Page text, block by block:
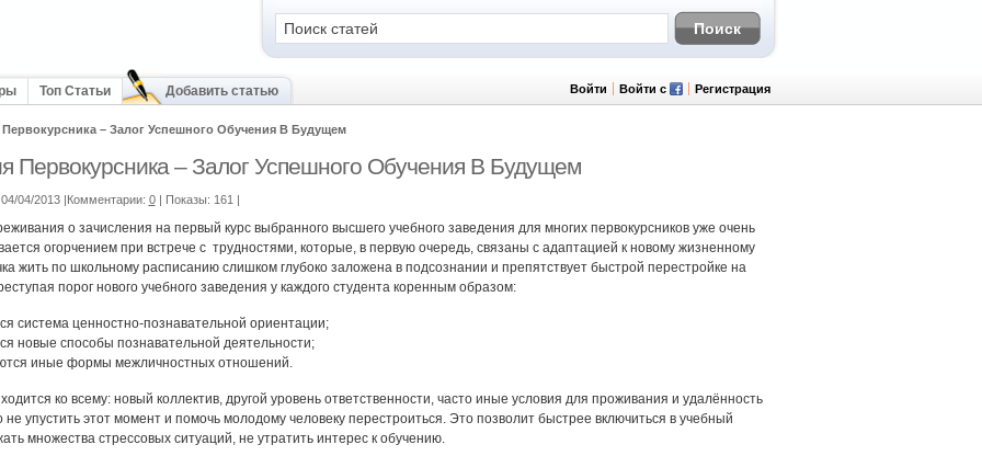
Топ Статьи Добавить статью Войти Войти с Регистрация
– Залог Успешного Обучения В Будущем
Первокурсника – Залог Успешного Обучения В Будущем
04/2013 |Комментарии: 0 | Показы: 161 |
о зачисления на первый курс выбранного высшего учебного заведения для многих первокурсников уже очень
огорчением при встрече с трудностями, которые, в первую очередь, связаны с адаптацией к новому жизненному
жить по школьному расписанию слишком глубоко заложена в подсознании и препятствует быстрой перестройке на
порог нового учебного заведения у каждого студента коренным образом:
система ценностно-познавательной ориентации;
новые способы познавательной деятельности;
иные формы межличностных отношений.
ко всему: новый коллектив, другой уровень ответственности, часто иные условия для проживания и удалённость
упустить этот момент и помочь молодому человеку перестроиться. Это позволит быстрее включиться в учебный
множества стрессовых ситуаций, не утратить интерес к обучению.